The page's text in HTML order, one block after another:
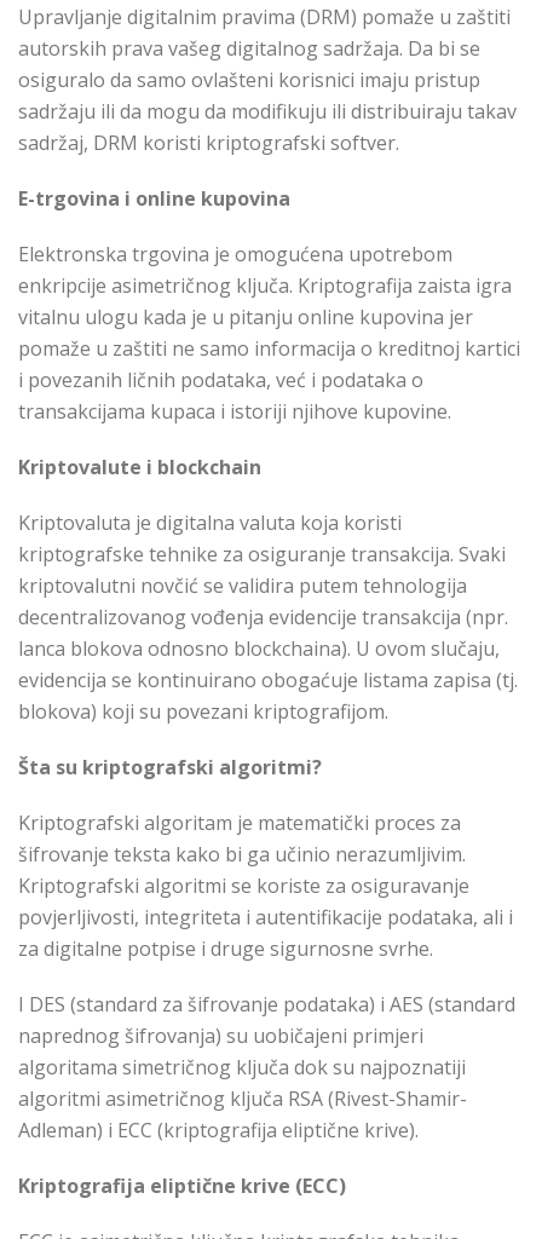
Upravljanje digitalnim pravima (DRM) pomaže u zaštiti
autorskih prava vašeg digitalnog sadržaja. Da bi se
osiguralo da samo ovlašteni korisnici imaju pristup
sadržaju ili da mogu da modifikuju ili distribuiraju takav
sadržaj, DRM koristi kriptografski softver.
E-trgovina i online kupovina
Elektronska trgovina je omogućena upotrebom
enkripcije asimetričnog ključa. Kriptografija zaista igra
vitalnu ulogu kada je u pitanju online kupovina jer
pomaže u zaštiti ne samo informacija o kreditnoj kartici
i povezanih ličnih podataka, već i podataka o
transakcijama kupaca i istoriji njihove kupovine.
Kriptovalute i blockchain
Kriptovaluta je digitalna valuta koja koristi
kriptografske tehnike za osiguranje transakcija. Svaki
kriptovalutni novčić se validira putem tehnologija
decentralizovanog vođenja evidencije transakcija (npr.
lanca blokova odnosno blockchaina). U ovom slučaju,
evidencija se kontinuirano obogaćuje listama zapisa (tj.
blokova) koji su povezani kriptografijom.
Šta su kriptografski algoritmi?
Kriptografski algoritam je matematički proces za
šifrovanje teksta kako bi ga učinio nerazumljivim.
Kriptografski algoritmi se koriste za osiguravanje
povjerljivosti, integriteta i autentifikacije podataka, ali i
za digitalne potpise i druge sigurnosne svrhe.
I DES (standard za šifrovanje podataka) i AES (standard
naprednog šifrovanja) su uobičajeni primjeri
algoritama simetričnog ključa dok su najpoznatiji
algoritmi asimetričnog ključa RSA (Rivest-Shamir-
Adleman) i ECC (kriptografija eliptične krive).
Kriptografija eliptične krive (ECC)